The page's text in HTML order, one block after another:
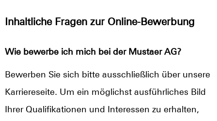
Inhaltliche Fragen zur Online-Bewerbung
Wie bewerbe ich mich bei der Mustaer AG?
Bewerben Sie sich bitte ausschließlich über unsere
Karriereseite. Um ein möglichst ausführliches Bild
Ihrer Qualifikationen und Interessen zu erhalten,